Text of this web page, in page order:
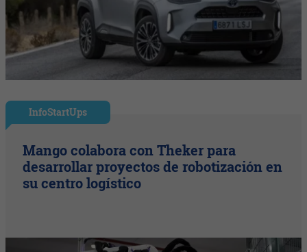
InfoStartUps
Mango colabora con Theker para
desarrollar proyectos de robotización en
su centro logístico